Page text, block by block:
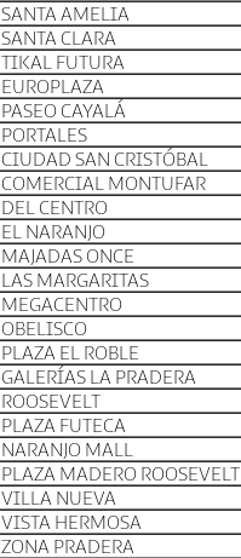
SANTA AMELIA
SANTA CLARA
TIKAL FUTURA
EUROPLAZA
PASEO CAYALÁ
PORTALES
CIUDAD SAN CRISTÓBAL
COMERCIAL MONTUFAR
DEL CENTRO
EL NARANJO
MAJADAS ONCE
LAS MARGARITAS
MEGACENTRO
OBELISCO
PLAZA EL ROBLE
GALERÍAS LA PRADERA
ROOSEVELT
PLAZA FUTECA
NARANJO MALL
PLAZA MADERO ROOSEVELT
VILLA NUEVA
VISTA HERMOSA
ZONA PRADERA